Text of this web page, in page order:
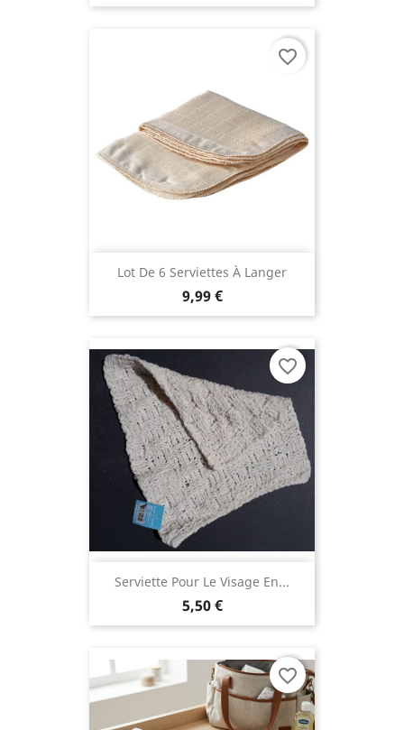
Lot De 6 Serviettes À Langer
9,99 €
favorite_border
Serviette Pour Le Visage En...
5,50 €
favorite_border
favorite_border